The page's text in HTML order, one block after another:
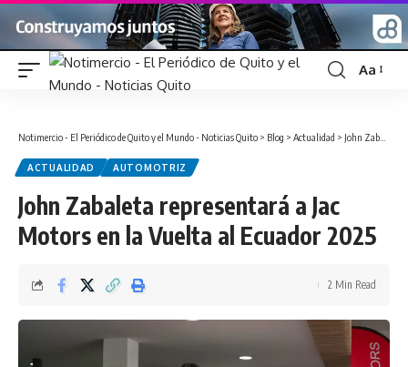
Font
Aa
Notimercio - El Periódico de Quito y el Mundo - Noticias Quito > Blog > Actualidad > John Zabaleta representará a Jac Motors en la Vuelta al Ecuador 2025
ACTUALIDAD AUTOMOTRIZ
John Zabaleta representará a Jac
Motors en la Vuelta al Ecuador 2025
2 Min Read